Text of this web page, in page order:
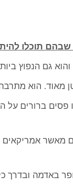
שבהם תוכלו
גם הנפוץ
מאוד. הוא
ברורים על
מאשר אמריקאים
באדמה ובדרך